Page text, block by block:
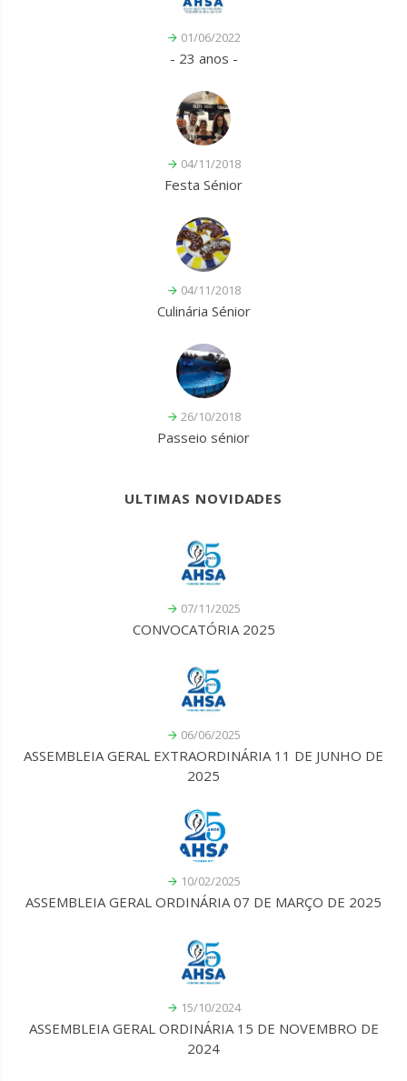
01/06/2022
- 23 anos -
04/11/2018
Festa Sénior
04/11/2018
Culinária Sénior
26/10/2018
Passeio sénior
ULTIMAS NOVIDADES
07/11/2025
CONVOCATÓRIA 2025
06/06/2025
ASSEMBLEIA GERAL EXTRAORDINÁRIA 11 DE JUNHO DE
2025
10/02/2025
ASSEMBLEIA GERAL ORDINÁRIA 07 DE MARÇO DE 2025
15/10/2024
ASSEMBLEIA GERAL ORDINÁRIA 15 DE NOVEMBRO DE
2024